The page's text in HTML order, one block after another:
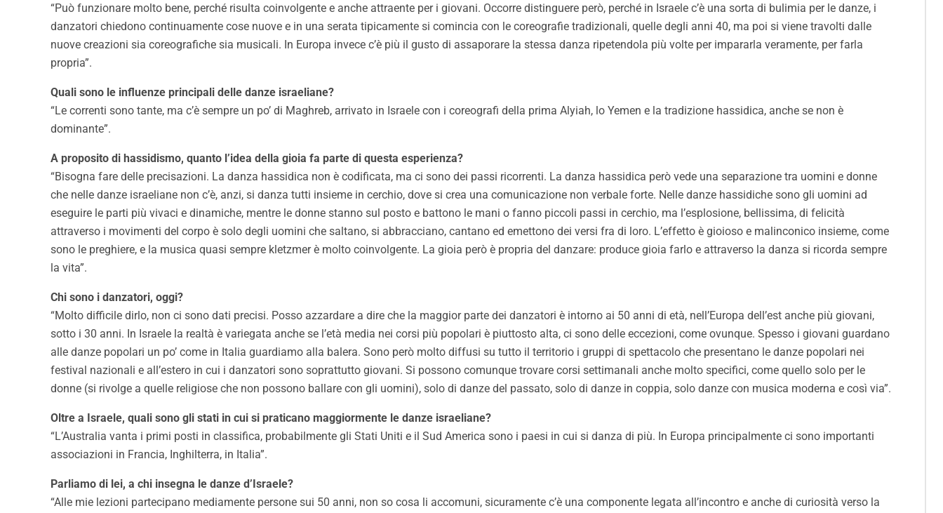
“Può funzionare molto bene, perché risulta coinvolgente e anche attraente per i giovani. Occorre distinguere però, perché in Israele c’è una sorta di bulimia per le danze, i
danzatori chiedono continuamente cose nuove e in una serata tipicamente si comincia con le coreografie tradizionali, quelle degli anni 40, ma poi si viene travolti dalle
nuove creazioni sia coreografiche sia musicali. In Europa invece c’è più il gusto di assaporare la stessa danza ripetendola più volte per impararla veramente, per farla
propria”.
Quali sono le influenze principali delle danze israeliane?
“Le correnti sono tante, ma c’è sempre un po’ di Maghreb, arrivato in Israele con i coreografi della prima Alyiah, lo Yemen e la tradizione hassidica, anche se non è
dominante”.
A proposito di hassidismo, quanto l’idea della gioia fa parte di questa esperienza?
“Bisogna fare delle precisazioni. La danza hassidica non è codificata, ma ci sono dei passi ricorrenti. La danza hassidica però vede una separazione tra uomini e donne
che nelle danze israeliane non c’è, anzi, si danza tutti insieme in cerchio, dove si crea una comunicazione non verbale forte. Nelle danze hassidiche sono gli uomini ad
eseguire le parti più vivaci e dinamiche, mentre le donne stanno sul posto e battono le mani o fanno piccoli passi in cerchio, ma l’esplosione, bellissima, di felicità
attraverso i movimenti del corpo è solo degli uomini che saltano, si abbracciano, cantano ed emettono dei versi fra di loro. L’effetto è gioioso e malinconico insieme, come
sono le preghiere, e la musica quasi sempre kletzmer è molto coinvolgente. La gioia però è propria del danzare: produce gioia farlo e attraverso la danza si ricorda sempre
la vita”.
Chi sono i danzatori, oggi?
“Molto difficile dirlo, non ci sono dati precisi. Posso azzardare a dire che la maggior parte dei danzatori è intorno ai 50 anni di età, nell’Europa dell’est anche più giovani,
sotto i 30 anni. In Israele la realtà è variegata anche se l’età media nei corsi più popolari è piuttosto alta, ci sono delle eccezioni, come ovunque. Spesso i giovani guardano
alle danze popolari un po’ come in Italia guardiamo alla balera. Sono però molto diffusi su tutto il territorio i gruppi di spettacolo che presentano le danze popolari nei
festival nazionali e all’estero in cui i danzatori sono soprattutto giovani. Si possono comunque trovare corsi settimanali anche molto specifici, come quello solo per le
donne (si rivolge a quelle religiose che non possono ballare con gli uomini), solo di danze del passato, solo di danze in coppia, solo danze con musica moderna e così via”.
Oltre a Israele, quali sono gli stati in cui si praticano maggiormente le danze israeliane?
“L’Australia vanta i primi posti in classifica, probabilmente gli Stati Uniti e il Sud America sono i paesi in cui si danza di più. In Europa principalmente ci sono importanti
associazioni in Francia, Inghilterra, in Italia”.
Parliamo di lei, a chi insegna le danze d’Israele?
“Alle mie lezioni partecipano mediamente persone sui 50 anni, non so cosa li accomuni, sicuramente c’è una componente legata all’incontro e anche di curiosità verso la